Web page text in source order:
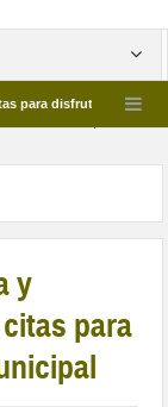
del deporte este
y
para